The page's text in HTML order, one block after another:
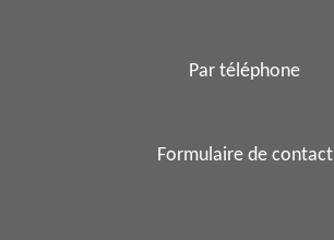
Par téléphone
Formulaire de contact